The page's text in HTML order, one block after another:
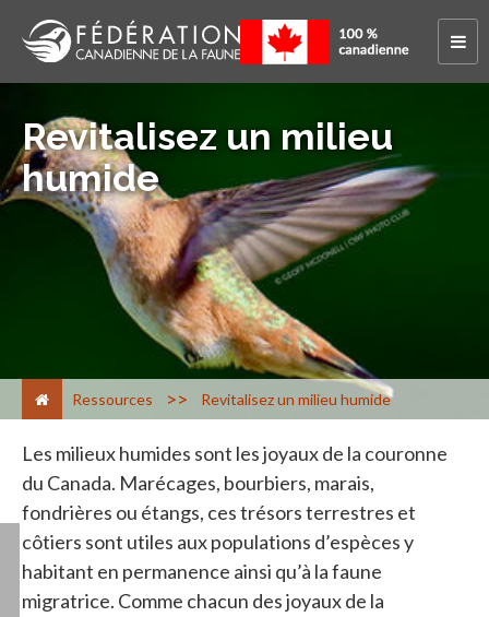
Revitalisez un milieu
humide
Ressources > Revitalisez un milieu humide
Les milieux humides sont les joyaux de la couronne
du Canada. Marécages, bourbiers, marais,
fondrières ou étangs, ces trésors terrestres et
côtiers sont utiles aux populations d’espèces y
habitant en permanence ainsi qu’à la faune
migratrice. Comme chacun des joyaux de la